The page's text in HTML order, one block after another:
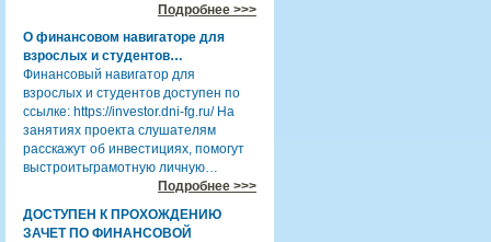
Подробнее >>>
О финансовом навигаторе для
взрослых и студентов…
Финансовый навигатор для
взрослых и студентов доступен по
ссылке: https://investor.dni-fg.ru/ На
занятиях проекта слушателям
расскажут об инвестициях, помогут
выстроитьграмотную личную…
Подробнее >>>
ДОСТУПЕН К ПРОХОЖДЕНИЮ
ЗАЧЕТ ПО ФИНАНСОВОЙ